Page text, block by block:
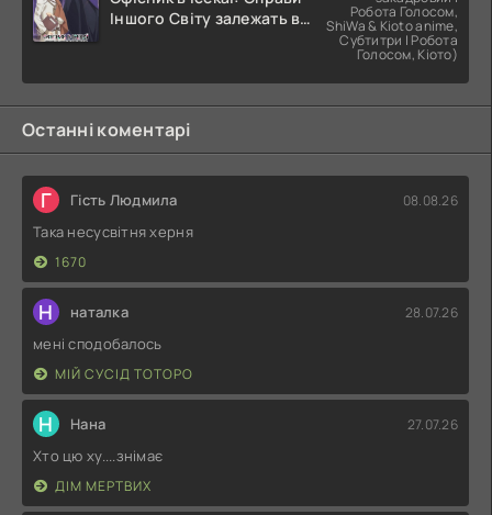
Іншого Світу залежать від
Робота Голосом,
ShiWa & Kioto anime,
Субтитри | Робота
Голосом, Кіото)
Останні коментарі
Г Гість Людмила 08.08.26
Така несусвітня херня
1670
Н наталка 28.07.26
мені сподобалось
МІЙ СУСІД ТОТОРО
Н Нана 27.07.26
Хто цю ху....знімає
ДІМ МЕРТВИХ